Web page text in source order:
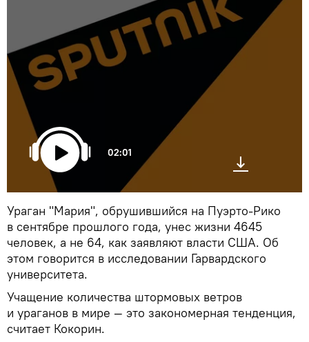
02:01
Ураган "Мария", обрушившийся на Пуэрто-Рико
в сентябре прошлого года, унес жизни 4645
человек, а не 64, как заявляют власти США. Об
этом говорится в исследовании Гарвардского
университета.
Учащение количества штормовых ветров
и ураганов в мире — это закономерная тенденция,
считает Кокорин.